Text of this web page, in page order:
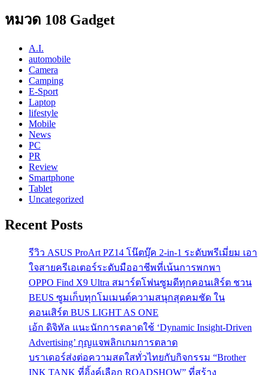
หมวด 108 Gadget
A.I.
automobile
Camera
Camping
E-Sport
Laptop
lifestyle
Mobile
News
PC
PR
Review
Smartphone
Tablet
Uncategorized
Recent Posts
รีวิว ASUS ProArt PZ14 โน๊ตบุ๊ค 2-in-1 ระดับพรีเมี่ยม เอา
ใจสายครีเอเตอร์ระดับมืออาชีพที่เน้นการพกพา
OPPO Find X9 Ultra สมาร์ตโฟนซูมดีทุกคอนเสิร์ต ชวน
BEUS ซูมเก็บทุกโมเมนต์ความสนุกสุดคมชัด ใน
คอนเสิร์ต BUS LIGHT AS ONE
เอ้ก ดิจิทัล แนะนักการตลาดใช้ ‘Dynamic Insight-Driven
Advertising’ กุญแจพลิกเกมการตลาด
บราเดอร์ส่งต่อความสดใสทั่วไทยกับกิจกรรม “Brother
INK TANK ที่อิ้งค์เลือก ROADSHOW” ที่สร้าง